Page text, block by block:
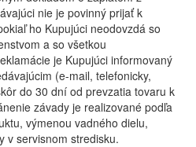
nie je povinný prijať k
ho Kupujúci neodovzdá so
a so všetkou
je Kupujúci informovaný
(e-mail, telefonicky,
do 30 dní od prevzatia tovaru k
závady je realizované podľa
výmenou vadného dielu,
v servisnom stredisku.